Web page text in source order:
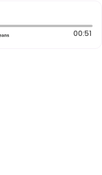
00:51